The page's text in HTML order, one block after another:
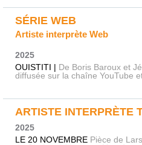
SÉRIE WEB
Artiste interprète Web
2025
OUISTITI | De Boris Baroux et
diffusée sur la chaîne YouTube
ARTISTE INTERPRÈTE
2025
LE 20 NOVEMBRE Pièce de